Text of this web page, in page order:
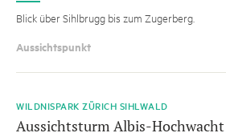
Blick über Sihlbrugg bis zum Zugerberg.
Aussichtspunkt
WILDNISPARK ZÜRICH SIHLWALD
Aussichtsturm Albis-Hochwacht